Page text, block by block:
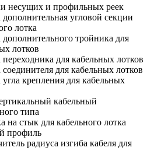
несущих и профильных реек
угловой секции
лотка
тройника для
лотков
для кабельных лотков
для кабельных лотков
крепления для кабельных
кабельный
типа
на стык для кабельного лотка
профиль
радиуса изгиба кабеля для